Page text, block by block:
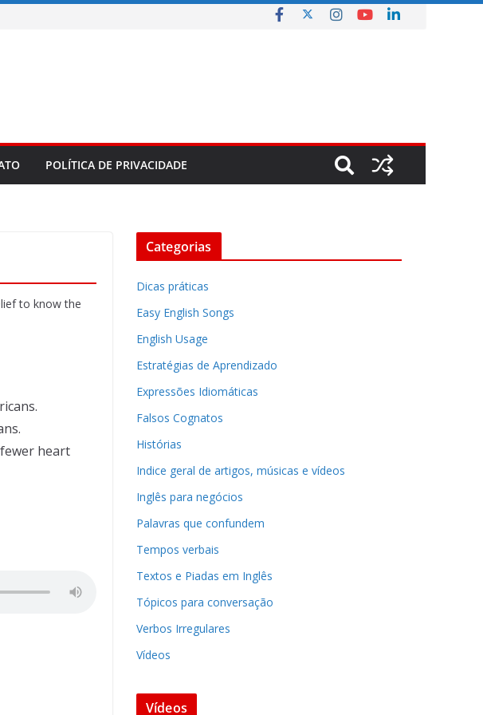
POLÍTICA DE PRIVACIDADE
to know the
heart
Categorias
Dicas práticas
Easy English Songs
English Usage
Estratégias de Aprendizado
Expressões Idiomáticas
Falsos Cognatos
Histórias
Indice geral de artigos, músicas e vídeos
Inglês para negócios
Palavras que confundem
Tempos verbais
Textos e Piadas em Inglês
Tópicos para conversação
Verbos Irregulares
Vídeos
Vídeos